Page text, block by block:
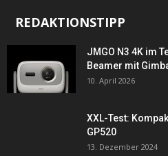
REDAKTIONSTIPP
JMGO N3 4K im
Beamer mit
10. April 2026
XXL-Test:
GP520
13. Dezember 2024